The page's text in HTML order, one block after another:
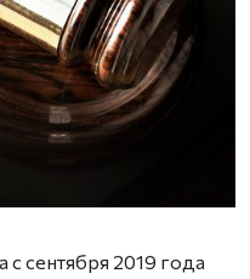
с сентября 2019 года